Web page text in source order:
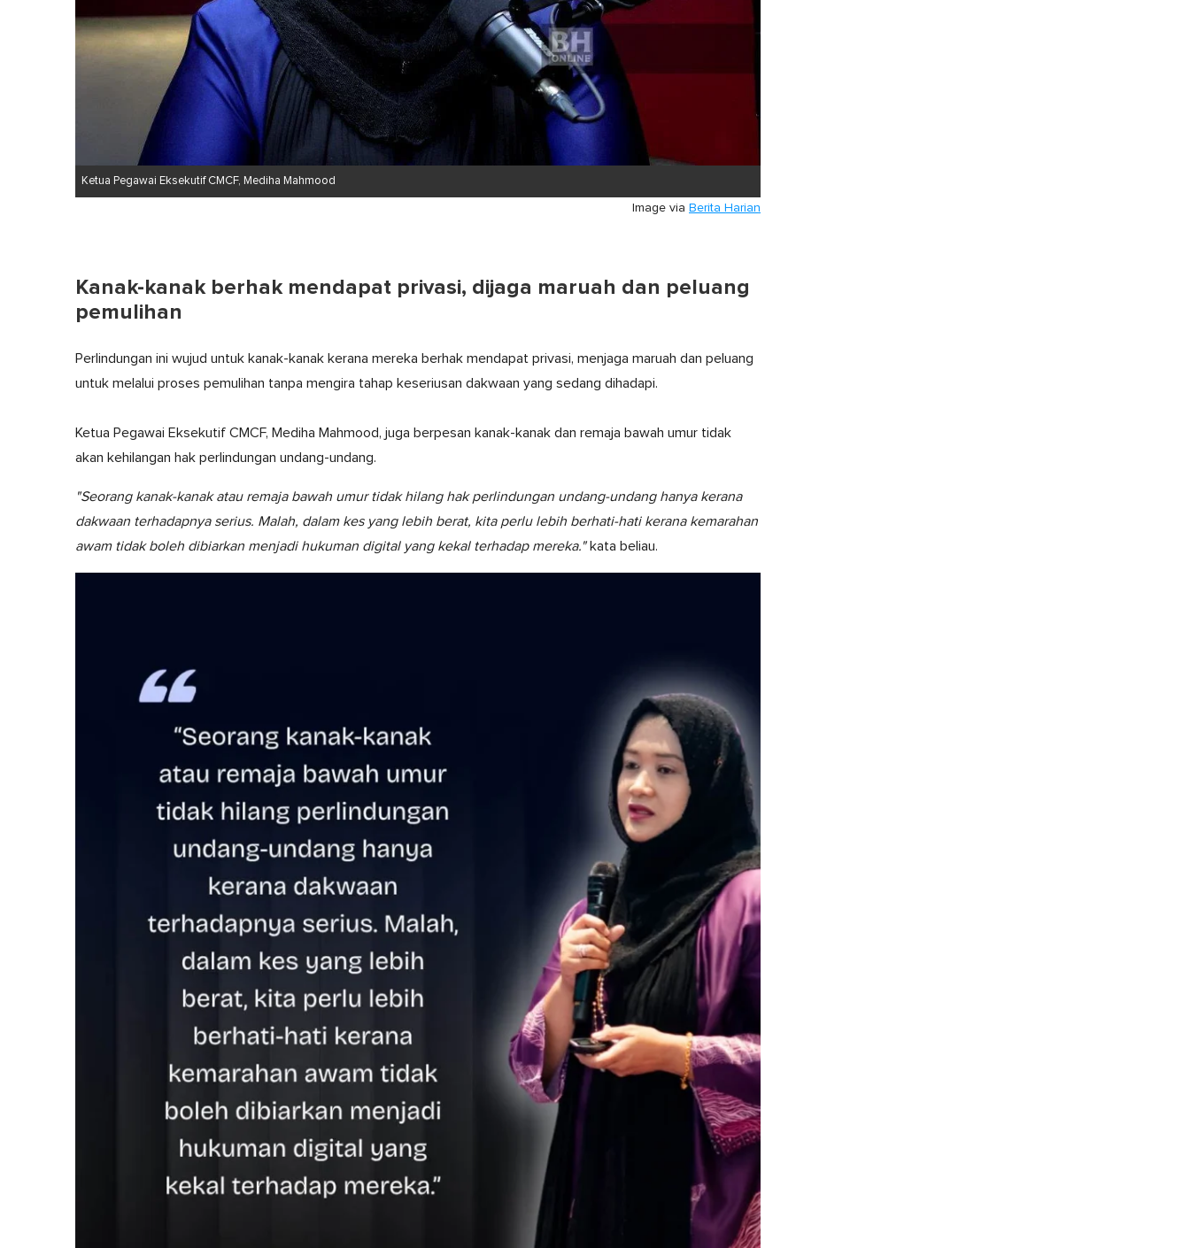
Ketua Pegawai Eksekutif CMCF, Mediha Mahmood
Image via Berita Harian
Kanak-kanak berhak mendapat privasi, dijaga maruah dan peluang
pemulihan
Perlindungan ini wujud untuk kanak-kanak kerana mereka berhak mendapat privasi, menjaga maruah dan peluang
untuk melalui proses pemulihan tanpa mengira tahap keseriusan dakwaan yang sedang dihadapi.
Ketua Pegawai Eksekutif CMCF, Mediha Mahmood, juga berpesan kanak-kanak dan remaja bawah umur tidak
akan kehilangan hak perlindungan undang-undang.
"Seorang kanak-kanak atau remaja bawah umur tidak hilang hak perlindungan undang-undang hanya kerana
dakwaan terhadapnya serius. Malah, dalam kes yang lebih berat, kita perlu lebih berhati-hati kerana kemarahan
awam tidak boleh dibiarkan menjadi hukuman digital yang kekal terhadap mereka."kata beliau.